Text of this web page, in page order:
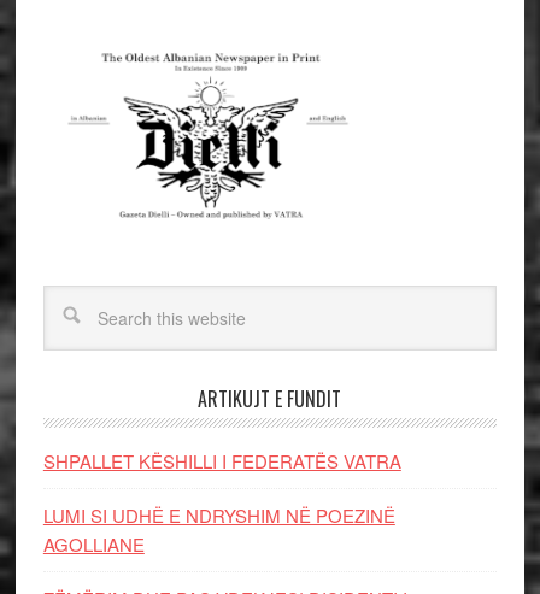
ARTIKUJT E FUNDIT
SHPALLET KËSHILLI I FEDERATËS VATRA
LUMI SI UDHË E NDRYSHIM NË POEZINË
AGOLLIANE